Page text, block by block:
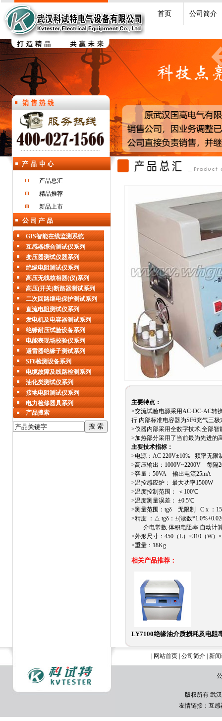
首页 公司简介
产品总汇
精品推荐
新品上市
主要特点：
>交流试验电源采用AC-DC-AC转
行.内部标准电容器为SF6充气三
>仪器内部采用全数字技术,全部
>加热部分采用了当前最为先进的
主要技术指标：
>电源：AC 220V±10% 频率无限
>高压输出：1000V~2200V 每隔
>容量：50VA 输出电流25mA
>温控感应炉： 最大功率1500W
>温度控制范围： ＜100℃
>温度测量误差： ±0.5℃
>测量范围：tgδ 无限制 C x ：
>精度 ：△ tgδ：±(读数
介电常数 体积电阻率 自动计
>外形尺寸：450（L）×310（W）
>重量：18Kg
相关产品推荐：
LY7100绝缘油介质损耗及电阻
GIS智能在线监测系统
互感器综合测试仪系列
变压器测试仪器系列
绝缘电阻测试仪系列
高压无线核相器(仪)系列
高压(开关)断路器测试系列
二次回路继电保护测试系列
直流电阻测试仪系列
发电机及电容器测试系列
绝缘耐压试验设备系列
电能表现场校验仪系列
避雷器绝缘子测试系列
SF6检测设备系列
电缆故障及线路检测系列
油化类测试仪系列
接地电阻测试仪系列
电力检修器具系列
产品搜索
网站首页 公司简介 新
版权所有 武
友情链接： 互感